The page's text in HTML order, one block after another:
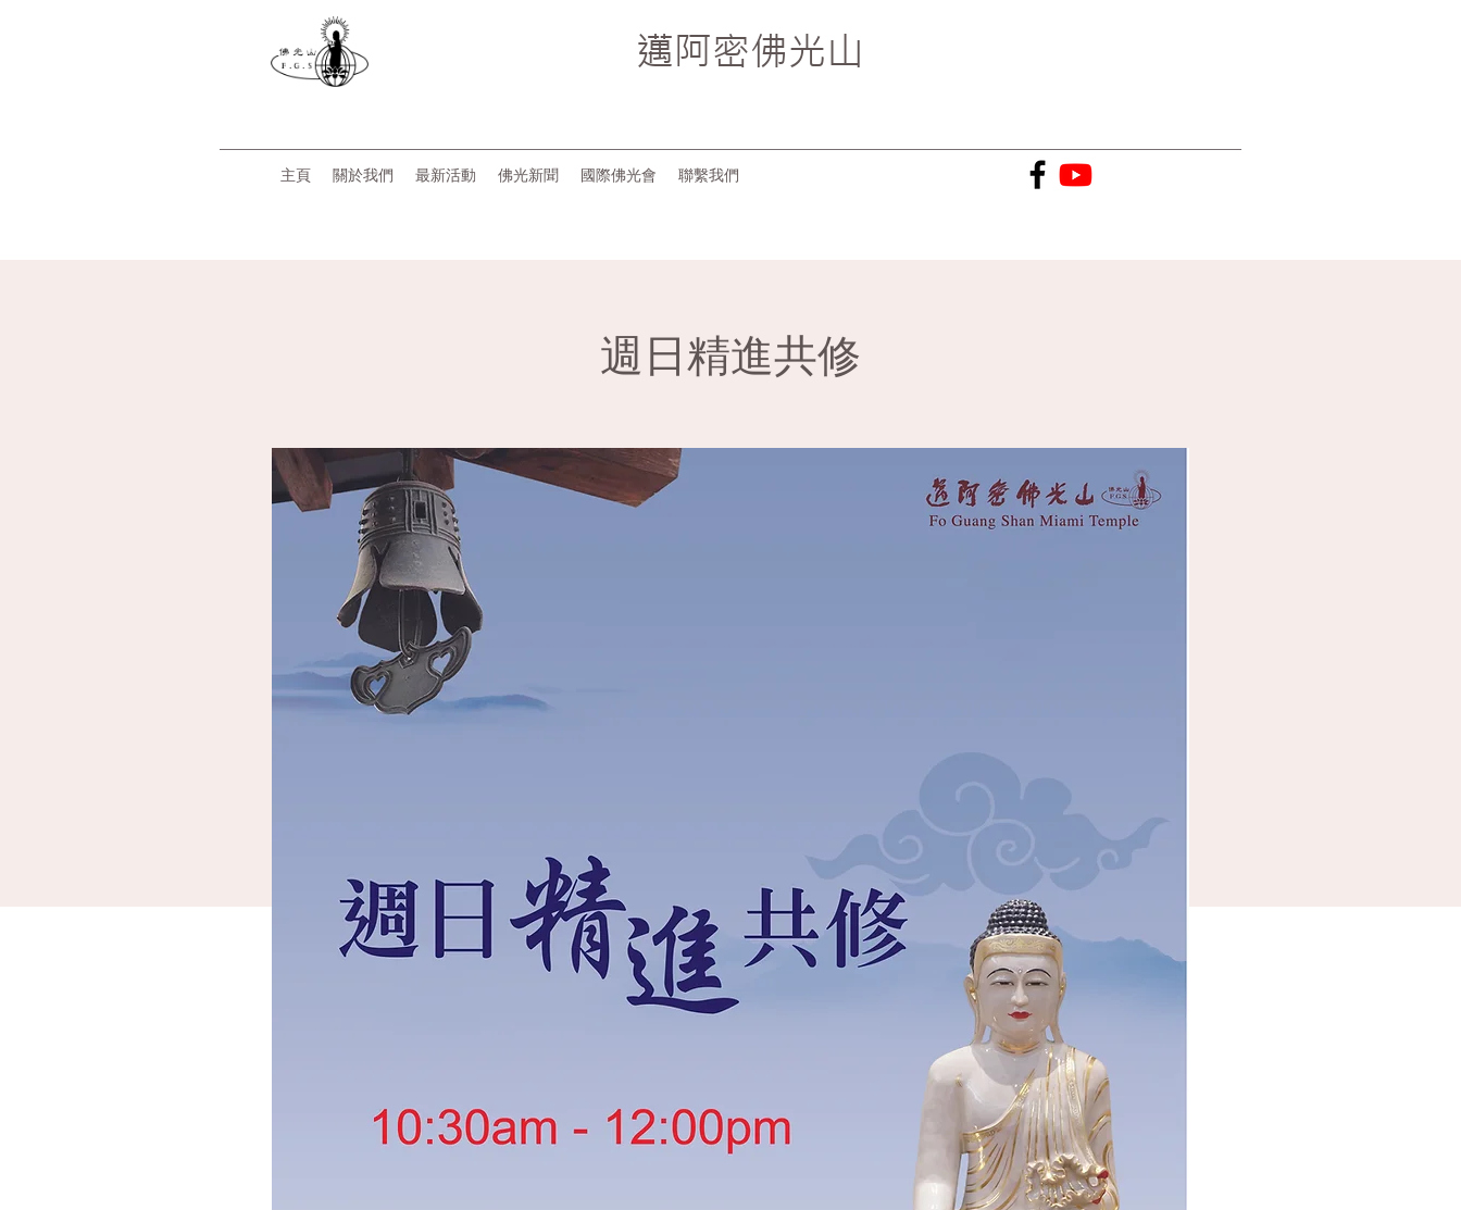
邁阿密佛光山
主頁 關於我們 最新活動 佛光新聞 國際佛光會 聯繫我們
週日精進共修